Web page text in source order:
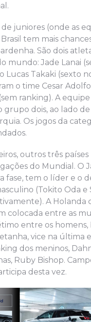
juniores (onde as
tem mais
São dois
mundo: Jade Lanai
Lucas Takaki (sexto
o time Cesar Adolfo
ranking). A
grupo dois, ao lado de
Os jogos da
outros três
do Mundial. O
fase, tem o líder e o
(Tokito Oda e
A Holanda
colocada entre as
entre os
vice na última
dos meninos,
Ruby Bishop.
desta vez.